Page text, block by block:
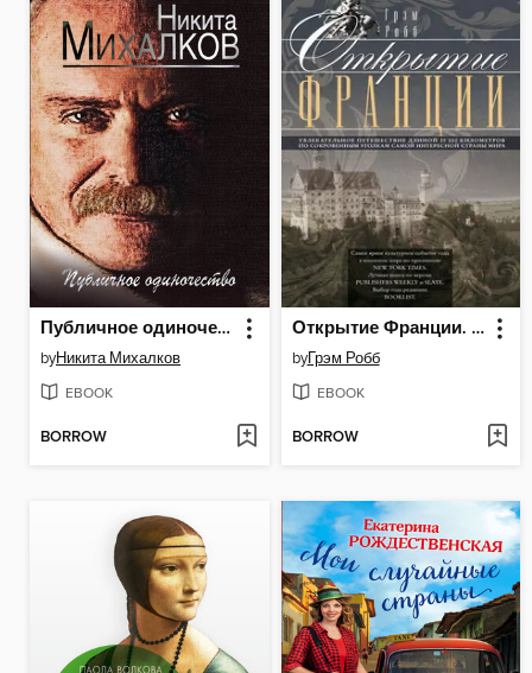
Публичное одиночество
byНикита Михалков
EBOOK
BORROW
Открытие Франции. Увлекательное путешествие длиной 20 000 километров по сокровенным уголкам самой интересной страны мира
byГрэм Робб
EBOOK
BORROW